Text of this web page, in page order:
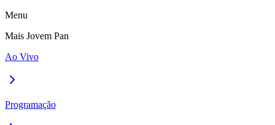
Menu
Mais Jovem Pan
Ao Vivo
Programação